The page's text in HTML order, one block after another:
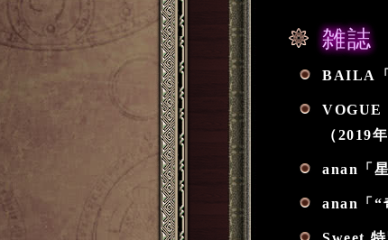
雑誌
BAILA
VOGUE
（2019
anan「
anan「“